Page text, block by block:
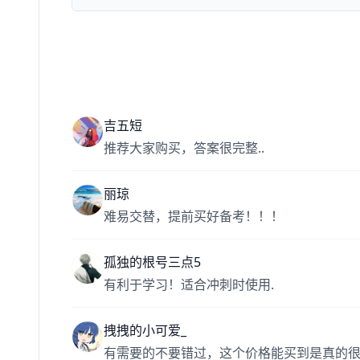
吉五短
推荐大家购买，答案很完整..
丽琼
难易交替，提前买好备考！！！
孤独的根号三点5
有利于学习！适合冲刺时使用.
拽拽的小可爱_
有需要的不要错过，这个价格能买到是真的很